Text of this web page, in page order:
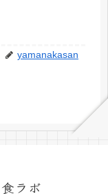
yamanakasan
ラボ